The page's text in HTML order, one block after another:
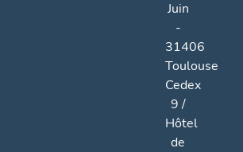
Juin
-
31406
Toulouse
Cedex
9 /
Hôtel
de